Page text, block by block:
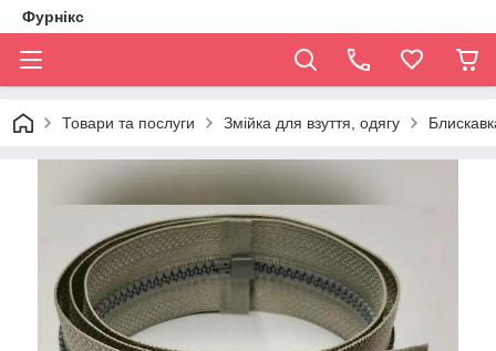
Фурнікс
Товари та послуги Змійка для взуття, одягу